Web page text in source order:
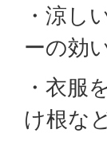
・涼し
ーの効
・衣服
け根など